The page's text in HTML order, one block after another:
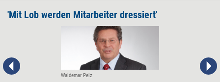
'Mit Lob werden Mitarbeiter dressiert'
Waldemar Pelz